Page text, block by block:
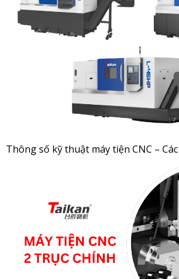
Thông số kỹ thuật máy tiện CNC –